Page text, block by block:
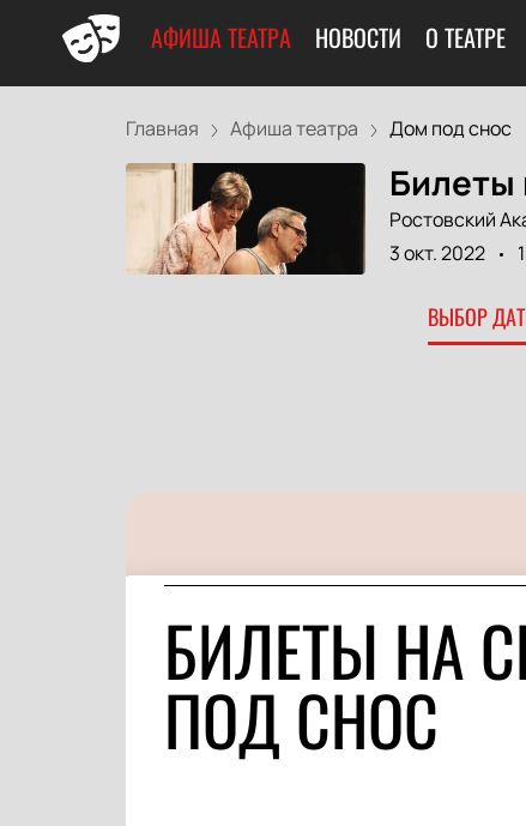
АФИША ТЕАТРА НОВОСТИ О ТЕАТРЕ
Главная Афиша театра Дом под снос
Билеты
Ростовский
3 окт. 2022
ВЫБОР
БИЛЕТЫ НА
ПОД СНОС